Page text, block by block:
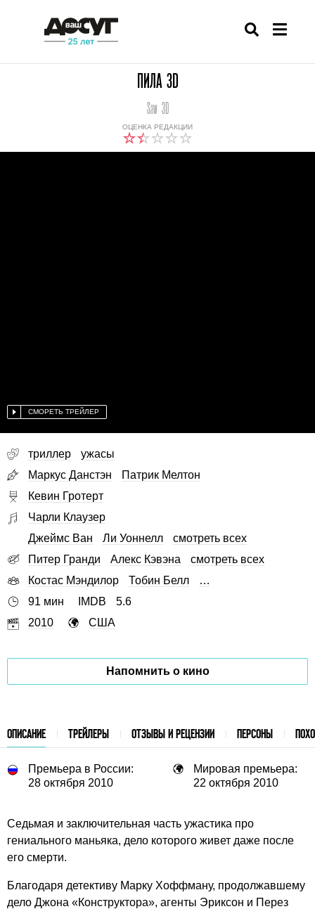
ПИЛА 3D
ОЦЕНКА РЕДАКЦИИ
Saw 3D
СМОРЕТЬ ТРЕЙЛЕР
триллер
ужасы
Маркус Данстэн
Патрик Мелтон
Кевин Гротерт
Чарли Клаузер
Джеймс Ван
Ли Уоннелл
смотреть всех
Питер Гранди
Алекс Кэвэна
смотреть всех
Костас Мэндилор
Тобин Белл
…
91 мин
IMDB
5.6
2010
США
Напомнить о кино
ОПИСАНИЕ ТРЕЙЛЕРЫ ОТЗЫВЫ И РЕЦЕНЗИИ ПЕРСОНЫ
Премьера в России:
28 октября 2010
Мировая премьера:
22 октября 2010
Седьмая и заключительная часть ужастика про
гениального маньяка, дело которого живет даже после
его смерти.
Благодаря детективу Марку Хоффману, продолжавшему
дело Джона «Конструктора», агенты Эриксон и Перез